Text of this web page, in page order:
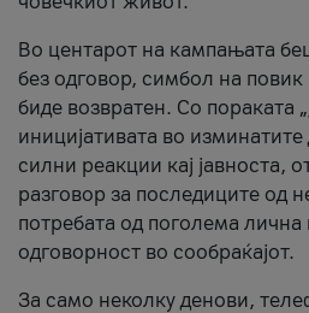
Во центарот на кампањата
без одговор, симбол на
биде возвратен. Со пораката
иницијативата во
силни реакции кај јавноста,
разговор за последиците од
потребата од поголема лична
одговорност во сообраќајот.
За само неколку денови,